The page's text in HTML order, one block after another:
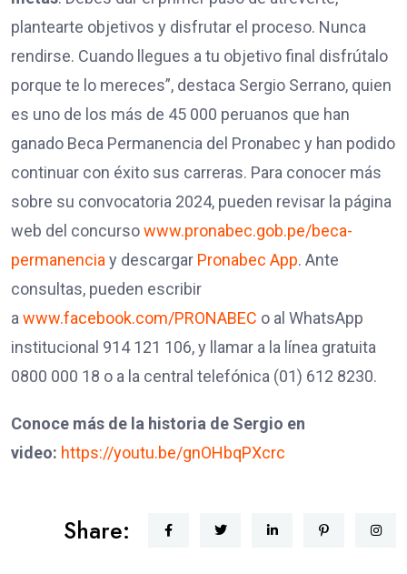
plantearte objetivos y disfrutar el proceso. Nunca
rendirse. Cuando llegues a tu objetivo final disfrútalo
porque te lo mereces”, destaca Sergio Serrano, quien
es uno de los más de 45 000 peruanos que han
ganado Beca Permanencia del Pronabec y han podido
continuar con éxito sus carreras. Para conocer más
sobre su convocatoria 2024, pueden revisar la página
web del concursowww.pronabec.gob.pe/beca-
permanenciay descargar Pronabec App. Ante
consultas, pueden escribir
awww.facebook.com/PRONABEC o al WhatsApp
institucional 914 121 106, y llamar a la línea gratuita
0800 000 18 o a la central telefónica (01) 612 8230.
Conoce más de la historia de Sergio en
video: https://youtu.be/gnOHbqPXcrc
Share: